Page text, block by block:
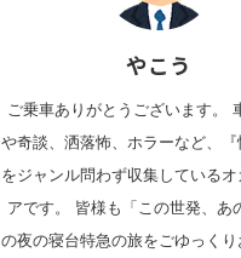
やこう
ご乗車ありがとうございます。
や奇談、洒落怖、ホラーなど、『
をジャンル問わず収集している
アです。 皆様も「この世発、あ
の夜の寝台特急の旅をごゆっくり